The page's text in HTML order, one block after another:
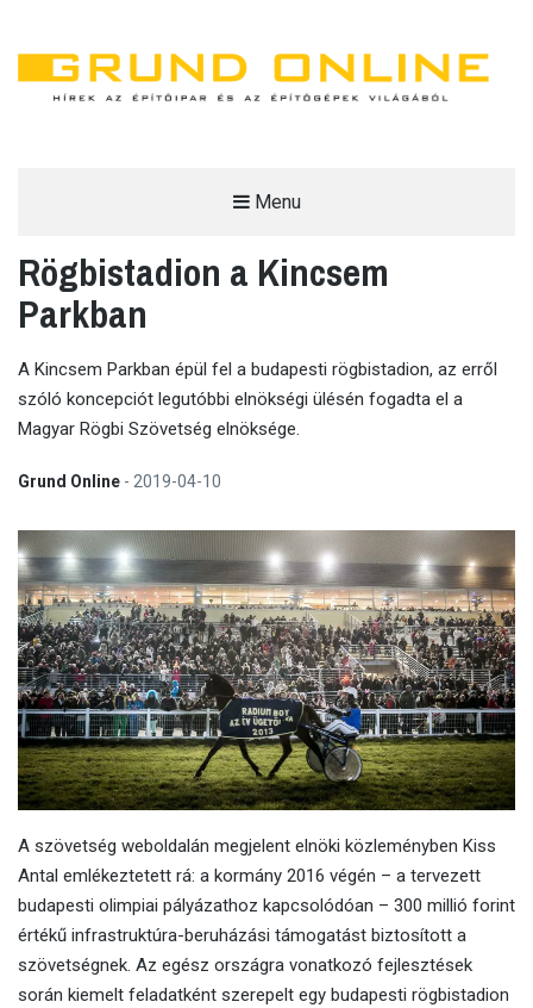
Menu
Rögbistadion a Kincsem
Parkban
A Kincsem Parkban épül fel a budapesti rögbistadion, az erről
szóló koncepciót legutóbbi elnökségi ülésén fogadta el a
Magyar Rögbi Szövetség elnöksége.
Grund Online - 2019-04-10
A szövetség weboldalán megjelent elnöki közleményben Kiss
Antal emlékeztetett rá: a kormány 2016 végén – a tervezett
budapesti olimpiai pályázathoz kapcsolódóan – 300 millió forint
értékű infrastruktúra-beruházási támogatást biztosított a
szövetségnek. Az egész országra vonatkozó fejlesztések
során kiemelt feladatként szerepelt egy budapesti rögbistadion